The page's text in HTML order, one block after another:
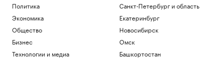
Политика
Экономика
Общество
Бизнес
Технологии и медиа
Санкт-Петербург и область
Екатеринбург
Новосибирск
Омск
Башкортостан